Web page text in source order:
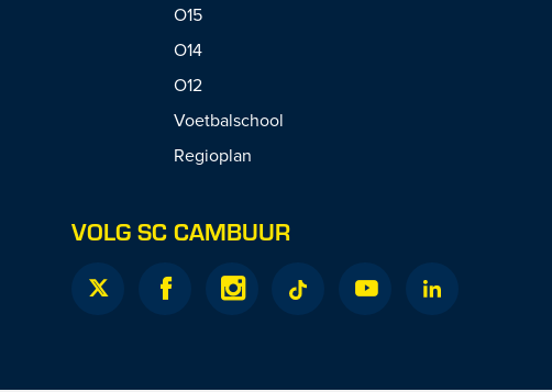
O15
O14
O12
Voetbalschool
Regioplan
VOLG SC CAMBUUR